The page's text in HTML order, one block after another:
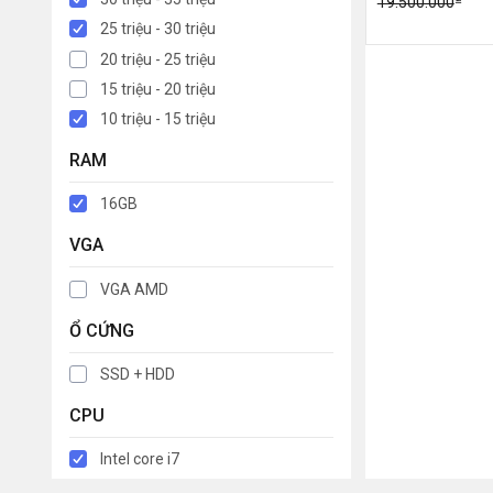
25 triệu - 30 triệu
20 triệu - 25 triệu
15 triệu - 20 triệu
10 triệu - 15 triệu
RAM
16GB
VGA
VGA AMD
Ổ CỨNG
SSD + HDD
CPU
Intel core i7